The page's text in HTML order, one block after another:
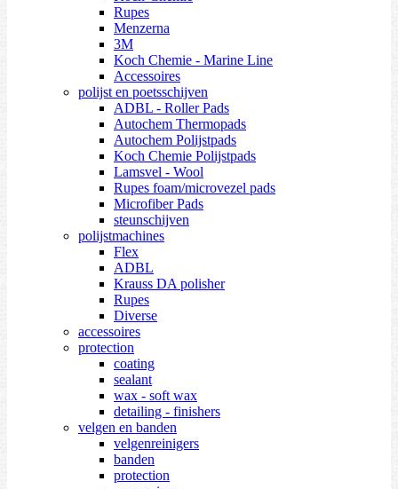
Rupes
Menzerna
3M
Koch Chemie - Marine Line
Accessoires
polijst en poetsschijven
ADBL - Roller Pads
Autochem Thermopads
Autochem Polijstpads
Koch Chemie Polijstpads
Lamsvel - Wool
Rupes foam/microvezel pads
Microfiber Pads
steunschijven
polijstmachines
Flex
ADBL
Krauss DA polisher
Rupes
Diverse
accessoires
protection
coating
sealant
wax - soft wax
detailing - finishers
velgen en banden
velgenreinigers
banden
protection